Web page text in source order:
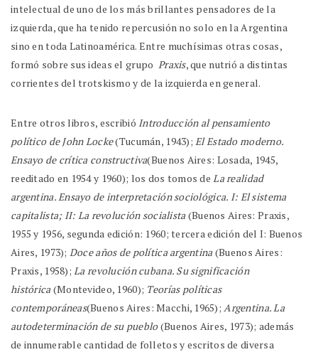
intelectual de uno de los más brillantes pensadores de la
izquierda, que ha tenido repercusión no solo en la Argentina
sino en toda Latinoamérica. Entre muchísimas otras cosas,
formó sobre sus ideas el grupo Praxis, que nutrió a distintas
corrientes del trotskismo y de la izquierda en general.
Entre otros libros, escribió Introducción al pensamiento
político de John Locke(Tucumán, 1943);El Estado moderno.
Ensayo de crítica constructiva(Buenos Aires: Losada, 1945,
reeditado en 1954 y 1960); los dos tomos deLa realidad
argentina. Ensayo de interpretación sociológica. I: El sistema
capitalista; II: La revolución socialista (Buenos Aires: Praxis,
1955 y 1956, segunda edición: 1960; tercera edición del I: Buenos
Aires, 1973); Doce años de política argentina (Buenos Aires:
Praxis, 1958);La revolución cubana. Su significación
histórica (Montevideo, 1960); Teorías políticas
contemporáneas(Buenos Aires: Macchi, 1965);Argentina. La
autodeterminación de su pueblo(Buenos Aires, 1973); además
de innumerable cantidad de folletos y escritos de diversa